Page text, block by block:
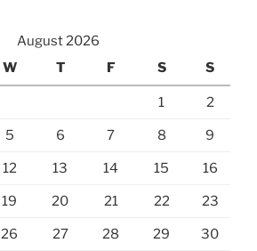
August 2026
W T F S S
1 2
5 6 7 8 9
12 13 14 15 16
19 20 21 22 23
26 27 28 29 30